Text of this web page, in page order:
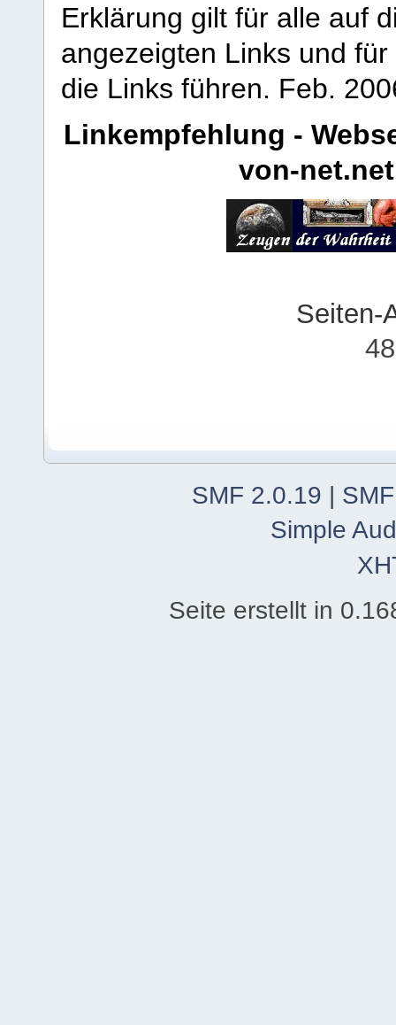
Erklärung gilt für alle auf
angezeigten Links und
die Links führen. Feb.
Linkempfehlung -
von-net.net
Seiten-
SMF 2.0.19
Simple
Seite erstellt in